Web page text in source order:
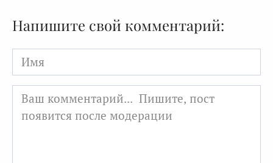
Напишите свой комментарий:
Имя